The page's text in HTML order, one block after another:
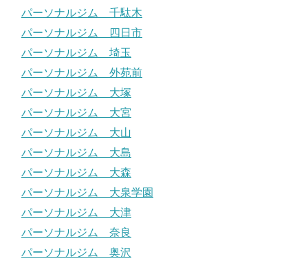
パーソナルジム 千駄木
パーソナルジム 四日市
パーソナルジム 埼玉
パーソナルジム 外苑前
パーソナルジム 大塚
パーソナルジム 大宮
パーソナルジム 大山
パーソナルジム 大島
パーソナルジム 大森
パーソナルジム 大泉学園
パーソナルジム 大津
パーソナルジム 奈良
パーソナルジム 奥沢